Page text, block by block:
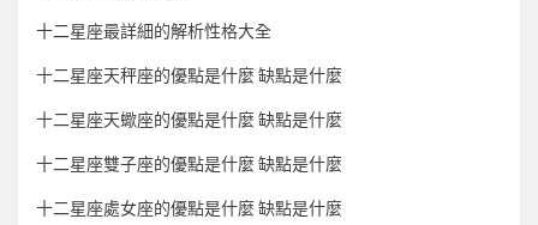
十二星座最詳細的解析性格大全
十二星座天秤座的優點是什麼 缺點是什麼
十二星座天蠍座的優點是什麼 缺點是什麼
十二星座雙子座的優點是什麼 缺點是什麼
十二星座處女座的優點是什麼 缺點是什麼